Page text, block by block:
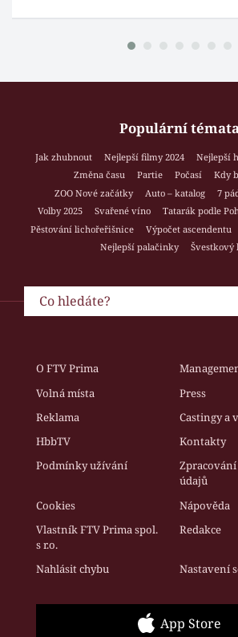
Populární
Jak zhubnout Nejlepší filmy 2024 Nejlepší
Změna času
Partie Počasí
Kdy
ZOO Nové začátky
Auto – katalog
7
Volby 2025
Svařené víno Tatarák podle
Pěstování lichořeřišnice
Výpočet ascendentu
Nejlepší palačinky
Švestkový
O FTV Prima
Volná místa
Press
Reklama
Castingy a
HbbTV
Kontakty
Podmínky užívání
údajů
Cookies
Nápověda
Vlastník FTV Prima spol.
s r.o.
Redakce
Nahlásit chybu Nastavení
App Store